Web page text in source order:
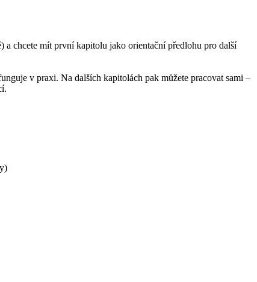
a chcete mít první kapitolu jako orientační předlohu pro další
v praxi. Na dalších kapitolách pak můžete pracovat sami –